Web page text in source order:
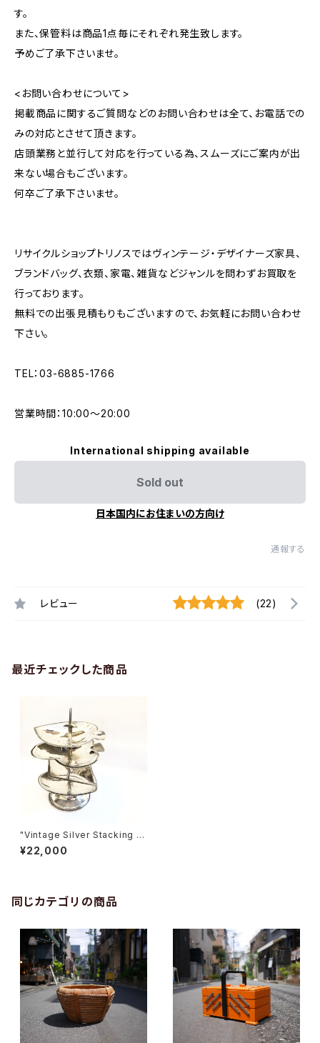
す。
また、保管料は商品1点毎にそれぞれ発生致します。
予めご了承下さいませ。
<お問い合わせについて>
掲載商品に関するご質問などのお問い合わせは全て、お電話での
みの対応とさせて頂きます。
店頭業務と並行して対応を行っている為、スムーズにご案内が出
来ない場合もございます。
何卒ご了承下さいませ。
リサイクルショップトリノスではヴィンテージ・デザイナーズ家具、
ブランドバッグ、衣類、家電、雑貨などジャンルを問わずお買取を
行っております。
無料での出張見積もりもございますので、お気軽にお問い合わせ
下さい。
TEL：03-6885-1766
営業時間：10:00〜20:00
International shipping available
Sold out
日本国内にお住まいの方向け
通報する
レビュー (22)
最近チェックした商品
"Vintage Silver Stacking A
shtray"
¥22,000
同じカテゴリの商品